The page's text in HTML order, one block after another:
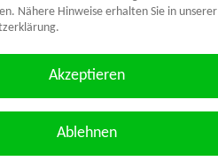
Nähere Hinweise erhalten Sie in unserer
Akzeptieren
Ablehnen